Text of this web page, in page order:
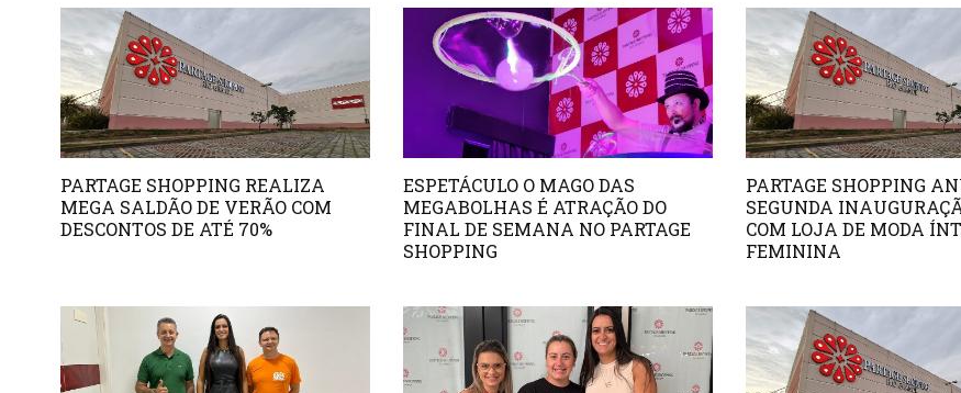
PARTAGE SHOPPING REALIZA
MEGA SALDÃO DE VERÃO COM
DESCONTOS DE ATÉ 70%
ESPETÁCULO O MAGO DAS
MEGABOLHAS É ATRAÇÃO DO
FINAL DE SEMANA NO PARTAGE
SHOPPING
PARTAGE SHOPPING
SEGUNDA
COM LOJA DE MODA
FEMININA